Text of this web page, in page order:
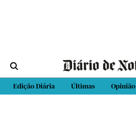
Edição Diária Últimas Opinião